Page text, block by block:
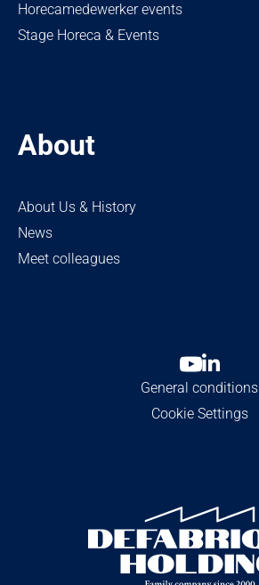
Horecamedewerker events
Stage Horeca & Events
About
About Us & History
News
Meet colleagues
General conditions
Cookie Settings